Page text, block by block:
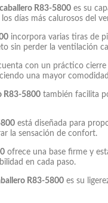
R83-5800 es su
días más calurosos del
incorpora varias tiras de
sin perder la ventilación
con un práctico cierre
una mayor
R83-5800 también facilita
está diseñada para
la sensación de confort.
ofrece una base firme y
en cada paso.
R83-5800 es su